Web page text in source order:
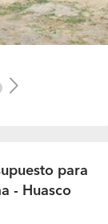
Next
para
- Huasco